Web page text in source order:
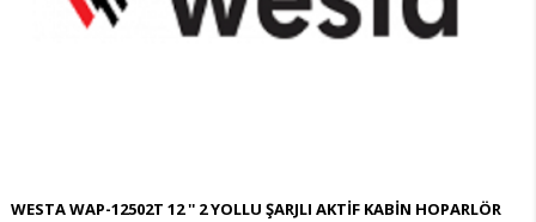
WESTA WAP-12502T 12 '' 2 YOLLU ŞARJLI AKTİF KABİN HOPARLÖR